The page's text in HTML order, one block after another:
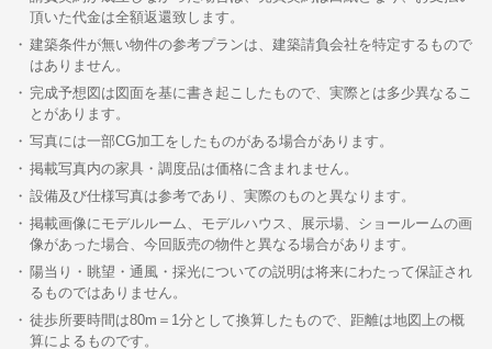
頂いた代金は全額返還致します。
建築条件が無い物件の参考プランは、建築請負会社を特定するもので
はありません。
完成予想図は図面を基に書き起こしたもので、実際とは多少異なるこ
とがあります。
写真には一部CG加工をしたものがある場合があります。
掲載写真内の家具・調度品は価格に含まれません。
設備及び仕様写真は参考であり、実際のものと異なります。
掲載画像にモデルルーム、モデルハウス、展示場、ショールームの画
像があった場合、今回販売の物件と異なる場合があります。
陽当り・眺望・通風・採光についての説明は将来にわたって保証され
るものではありません。
徒歩所要時間は80m＝1分として換算したもので、距離は地図上の概
算によるものです。